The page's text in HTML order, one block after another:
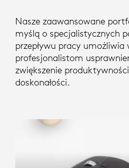
Nasze zaawansowane
myślą o specjalistycznych
przepływu pracy
profesjonalistom
zwiększenie
doskonałości.